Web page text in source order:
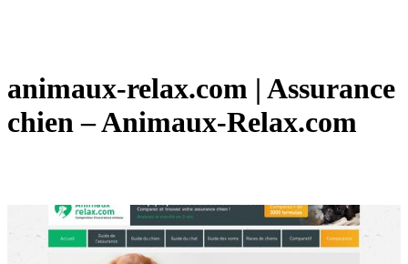
animaux-relax.com | Assurance
chien – Animaux-Relax.com